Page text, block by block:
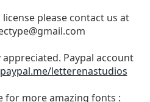
please contact us at
Paypal account
letterenastudios
for more amazing fonts :